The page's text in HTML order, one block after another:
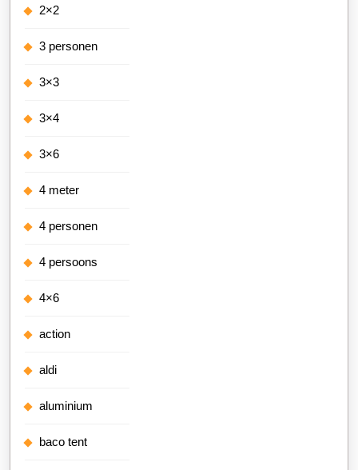
2×2
3 personen
3×3
3×4
3×6
4 meter
4 personen
4 persoons
4×6
action
aldi
aluminium
baco tent